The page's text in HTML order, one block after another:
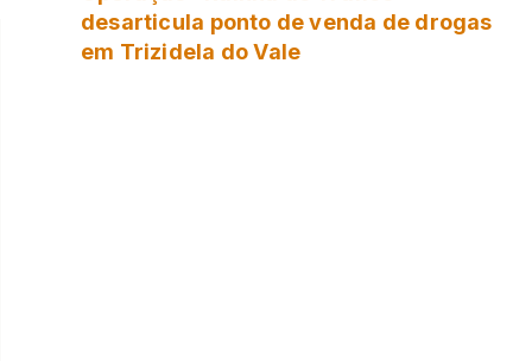
desarticula ponto de venda de drogas
em Trizidela do Vale